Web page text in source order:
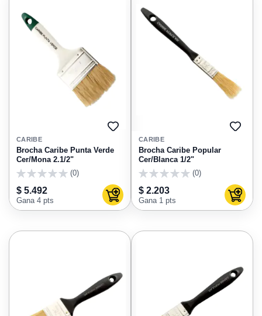
AGREGAR
FAVORITOS
CARIBE
Brocha Caribe Punta Verde
Cer/Mona 2.1/2"
(0)
$ 5.492
Gana 4 pts Agregar al carrito
CARIBE
Brocha Caribe Popular
Cer/Blanca 1/2"
(0)
$ 2.203
Gana 1 pts